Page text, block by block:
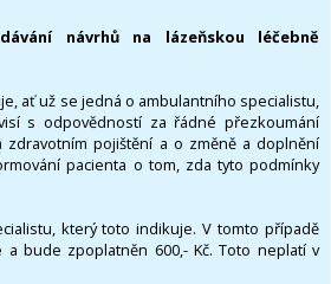
návrhů na lázeňskou léčebně
ať už se jedná o ambulantního specialistu,
s odpovědností za řádné přezkoumání
pojištění a o změně a doplnění
pacienta o tom, zda tyto podmínky
který toto indikuje. V tomto případě
bude zpoplatněn 600,- Kč. Toto neplatí v